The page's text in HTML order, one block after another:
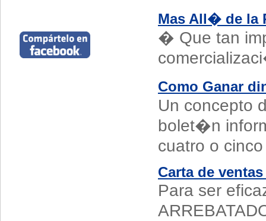
Mas All� de la
� Que tan
Como Ganar
Un concepto
bolet�n
cuatro o
Carta de
Para ser